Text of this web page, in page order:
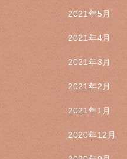
2021年5月
2021年4月
2021年3月
2021年2月
2021年1月
2020年12月